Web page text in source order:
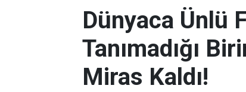
Dünyaca Ünlü
Tanımadığı
Miras Kaldı!